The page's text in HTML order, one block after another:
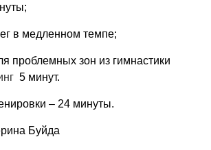
в медленном темпе;
проблемных зон из гимнастики
5 минут.
– 24 минуты.
Буйда